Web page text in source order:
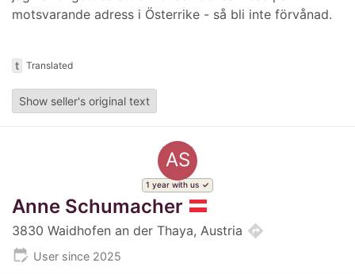
motsvarande adress i Österrike - så bli inte förvånad.
t Translated
Show seller's original text
AS
1 year with us
Anne Schumacher
3830 Waidhofen an der Thaya, Austria directions
edit_calendar User since 2025